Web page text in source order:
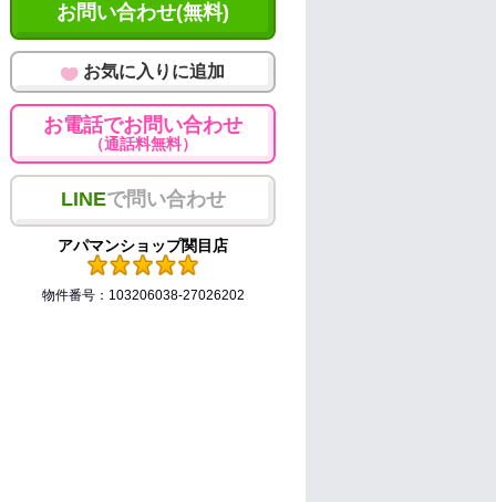
お問い合わせ(無料)
お気に入りに追加
お電話でお問い合わせ
（通話料無料）
LINEで問い合わせ
アパマンショップ関目店
物件番号：103206038-27026202